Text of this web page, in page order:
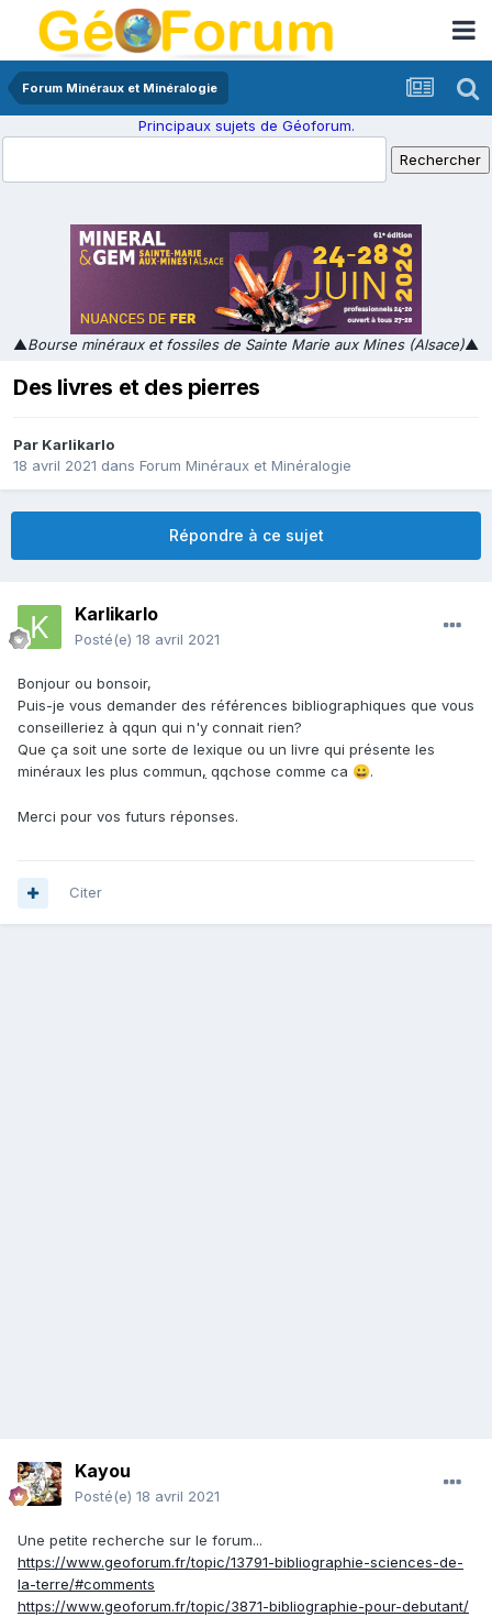
Forum Minéraux et Minéralogie
Principaux sujets de Géoforum.
▲Bourse minéraux et fossiles de Sainte Marie aux Mines (Alsace)▲
Des livres et des pierres
Par Karlikarlo
18 avril 2021 dans Forum Minéraux et Minéralogie
Répondre à ce sujet
Karlikarlo
Posté(e) 18 avril 2021
Bonjour ou bonsoir,
Puis-je vous demander des références bibliographiques que vous
conseilleriez à qqun qui n'y connait rien?
Que ça soit une sorte de lexique ou un livre qui présente les
minéraux les plus commun, qqchose comme ca 😀.
Merci pour vos futurs réponses.
Citer
Kayou
Posté(e) 18 avril 2021
Une petite recherche sur le forum...
https://www.geoforum.fr/topic/13791-bibliographie-sciences-de-
la-terre/#comments
https://www.geoforum.fr/topic/3871-bibliographie-pour-debutant/